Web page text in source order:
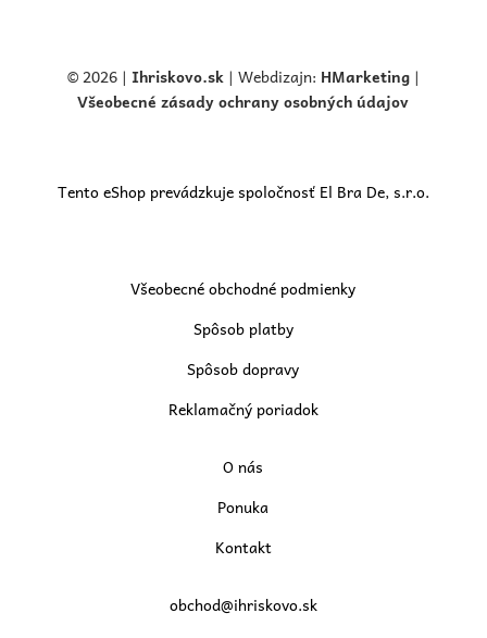
© 2026 | Ihriskovo.sk| Webdizajn: HMarketing |
Všeobecné zásady ochrany osobných údajov
Tento eShop prevádzkuje spoločnosť El Bra De, s.r.o.
Všeobecné obchodné podmienky
Spôsob platby
Spôsob dopravy
Reklamačný poriadok
O nás
Ponuka
Kontakt
obchod@ihriskovo.sk